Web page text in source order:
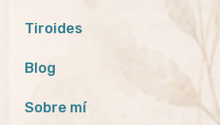
Tiroides
Blog
Sobre mí